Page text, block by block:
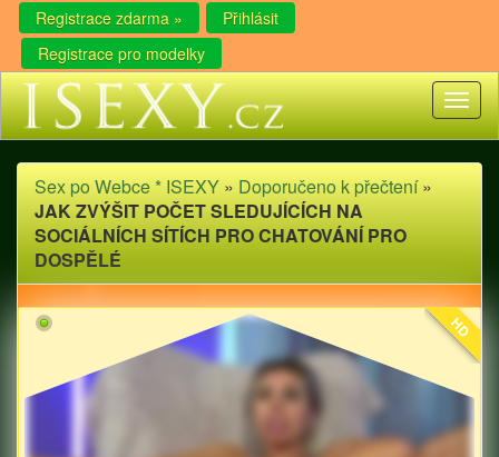
Registrace zdarma »
Přihlásit
Registrace pro modelky
Sex po Webce * ISEXY » Doporučeno k přečtení»
JAK ZVÝŠIT POČET SLEDUJÍCÍCH NA
SOCIÁLNÍCH SÍTÍCH PRO CHATOVÁNÍ PRO
DOSPĚLÉ
HD